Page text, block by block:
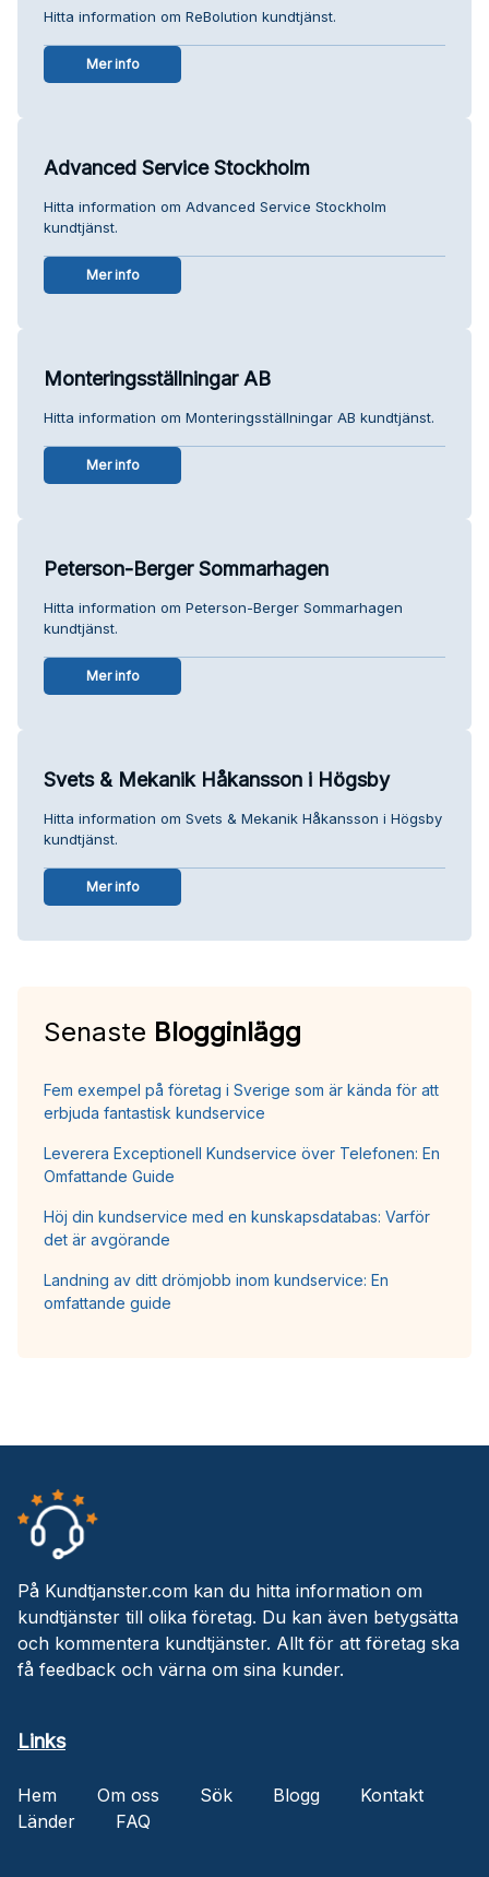
Hitta information om ReBolution kundtjänst.
Mer info
Advanced Service Stockholm
Hitta information om Advanced Service Stockholm
kundtjänst.
Mer info
Monteringsställningar AB
Hitta information om Monteringsställningar AB kundtjänst.
Mer info
Peterson-Berger Sommarhagen
Hitta information om Peterson-Berger Sommarhagen
kundtjänst.
Mer info
Svets & Mekanik Håkansson i Högsby
Hitta information om Svets & Mekanik Håkansson i Högsby
kundtjänst.
Mer info
Senaste Blogginlägg
Fem exempel på företag i Sverige som är kända för att
erbjuda fantastisk kundservice
Leverera Exceptionell Kundservice över Telefonen: En
Omfattande Guide
Höj din kundservice med en kunskapsdatabas: Varför
det är avgörande
Landning av ditt drömjobb inom kundservice: En
omfattande guide
På Kundtjanster.com kan du hitta information om
kundtjänster till olika företag. Du kan även betygsätta
och kommentera kundtjänster. Allt för att företag ska
få feedback och värna om sina kunder.
Links
Hem Om oss Sök Blogg
Kontakt
Länder
FAQ